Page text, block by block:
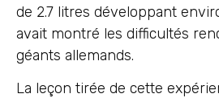
de 2.7 litres développant
avait montré les difficultés
géants allemands.
La leçon tirée de cette